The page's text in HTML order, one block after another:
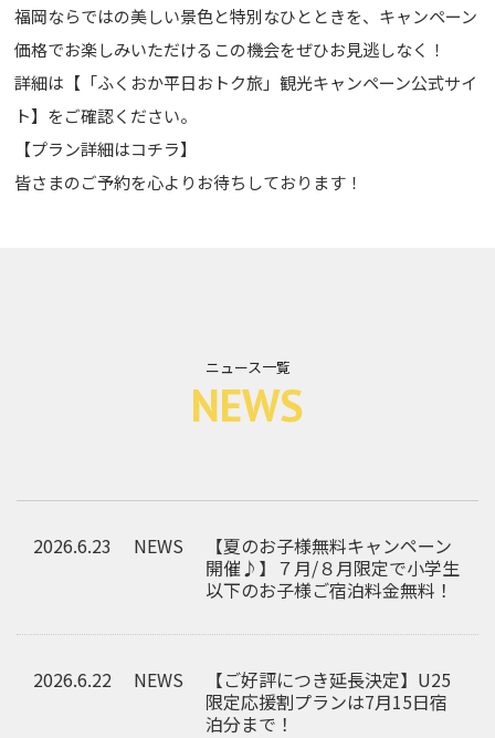
福岡ならではの美しい景色と特別なひとときを、キャンペーン
価格でお楽しみいただけるこの機会をぜひお見逃しなく！
詳細は【「ふくおか平日おトク旅」観光キャンペーン公式サイ
ト】をご確認ください。
【プラン詳細はコチラ】
皆さまのご予約を心よりお待ちしております！
ニュース一覧
NEWS
2026.6.23 NEWS
【夏のお子様無料キャンペーン
開催♪】７月/８月限定で小学生
以下のお子様ご宿泊料金無料！
2026.6.22 NEWS
【ご好評につき延長決定】U25
限定応援割プランは7月15日宿
泊分まで！